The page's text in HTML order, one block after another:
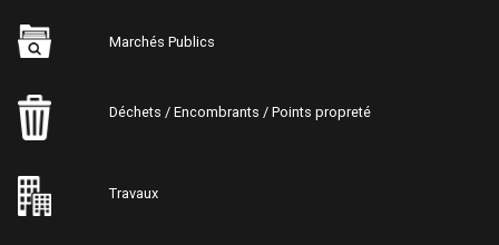
Marchés Publics
Déchets / Encombrants / Points propreté
Travaux